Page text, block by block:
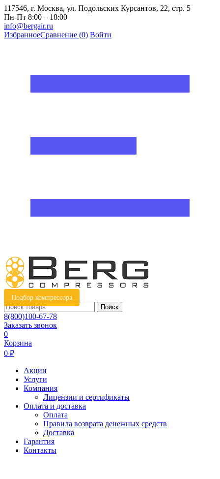
117546, г. Москва, ул. Подольских Курсантов, 22, стр. 5
Пн-Пт 8:00 – 18:00
info@bergair.ru
ИзбранноеСравнение (0) Войти
Подбор компрессора
Поиск
8(800)100-67-78
Заказать звонок
0
Корзина
0 ₽
Акции
Услуги
Компания
Лицензии и сертификаты
Оплата и доставка
Оплата
Правила возврата денежных средств
Доставка
Гарантия
Контакты